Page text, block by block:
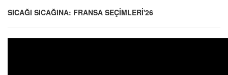
SICAĞI SICAĞINA: FRANSA SEÇİMLERİ'26